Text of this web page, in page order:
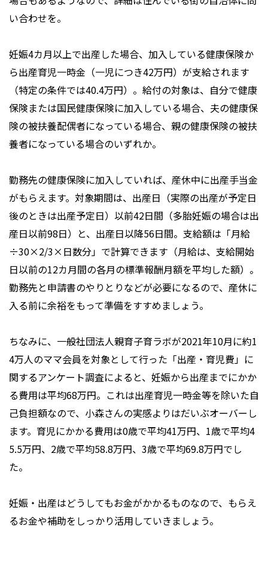
い合わせを。
妊娠4カ月以上で出産した場合、加入している健康保険か
ら出産育児一時金（一児につき42万円）が支給されます
（特定の条件では40.4万円）。給付の対象は、自分で健康
保険または国民健康保険に加入している場合、夫の健康保
険の被扶養配偶者になっている場合、親の健康保険の被扶
養者になっている場合のいずれか。
勤務先の健康保険に加入していれば、産休中に出産手当金
がもらえます。対象期間は、出産日（実際の出産が予定日
後のときは出産予定日）以前42日間（多胎妊娠の場合は出
産日以前98日）と、出産日以降56日間。支給額は「月給
÷30×2/3×日数分」で計算できます（月給は、支給開始
日以前の12カ月間の各月の標準報酬月額を平均した額）。
勤務先と申請書のやりとりなどが必要になるので、産休に
入る前に余裕をもって準備をすすめましょう。
ちなみに、一般社団法人親育子育ラボが2021年10月に約1
4万人のママ会員を対象として行った「出産・育児費」に
関するアンケート調査によると、妊娠から出産までにかか
る費用は平均68万円。これは出産育児一時金等を除いた自
己負担額なので、小森さんの実感よりはだいぶオーバーし
ます。育児にかかる費用は0歳で平均41万円、1歳で平均4
5.5万円、2歳で平均58.8万円、3歳で平均69.8万円でし
た。
妊娠・出産はどうしてもお金がかかるものなので、もらえ
るお金や補助をしっかり活用していきましょう。